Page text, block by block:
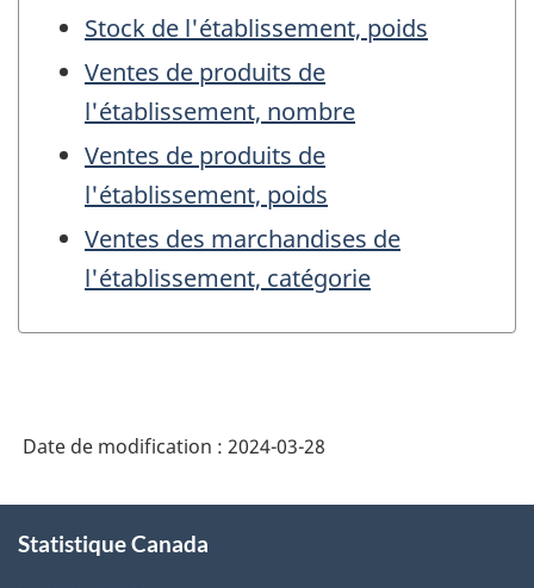
Stock de l'établissement, poids
Ventes de produits de
l'établissement, nombre
Ventes de produits de
l'établissement, poids
Ventes des marchandises de
l'établissement, catégorie
Date de modification : 2024-03-28
propos
Statistique Canada